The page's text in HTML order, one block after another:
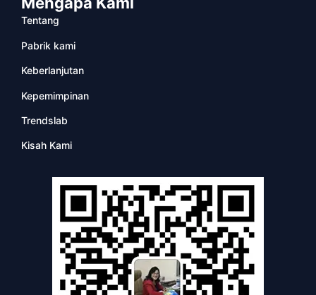
Tentang
Pabrik kami
Keberlanjutan
Kepemimpinan
Trendslab
Kisah Kami